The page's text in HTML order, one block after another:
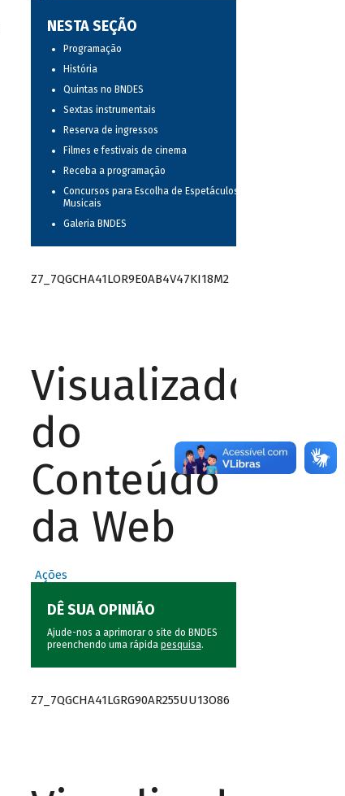
NESTA SEÇÃO
Programação
História
Quintas no BNDES
Sextas instrumentais
Reserva de ingressos
Filmes e festivais de cinema
Receba a programação
Concursos para Escolha de Espetáculos
Musicais
Galeria BNDES
Z7_7QGCHA41LOR9E0AB4V47KI18M2
Visualizador
do
Conteúdo
da Web
Ações
DÊ SUA OPINIÃO
Ajude-nos a aprimorar o site do BNDES
preenchendo uma rápida pesquisa.
Z7_7QGCHA41LGRG90AR255UU13O86